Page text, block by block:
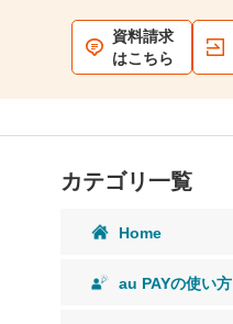
資料請求
はこちら
カテゴリ一覧
Home
au PAYの使い方